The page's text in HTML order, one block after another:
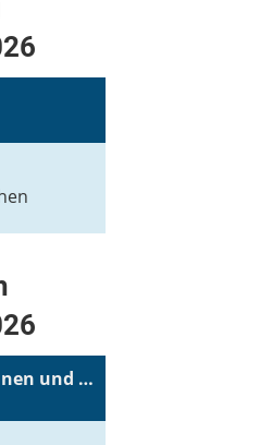
CM Juniorinnen und Junioren